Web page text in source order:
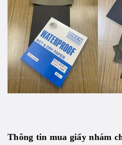
Thông tin mua giấy nhám